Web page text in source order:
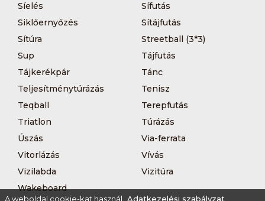
Síelés
Sífutás
Siklőernyőzés
Sítájfutás
Sítúra
Streetball (3*3)
Sup
Tájfutás
Tájkerékpár
Tánc
Teljesítménytúrázás
Tenisz
Teqball
Terepfutás
Triatlon
Túrázás
Úszás
Via-ferrata
Vitorlázás
Vívás
Vizilabda
Vizitúra
Wakeboard
A weboldal cookie-kat használ. Adatkezelési szabályzat